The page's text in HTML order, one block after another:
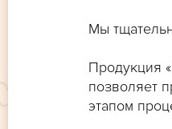
Мы
Продукция
позволяет
этапом